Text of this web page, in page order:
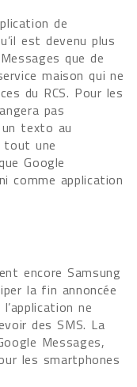
de
est devenu plus
que de
maison qui ne
du RCS. Pour les
pas
un texto au
tout une
Google
comme application
encore Samsung
la fin annoncée
ne
des SMS. La
Messages,
les smartphones